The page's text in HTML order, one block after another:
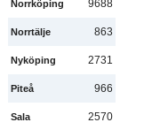
Norrköping 9688
Norrtälje 863
Nyköping 2731
Piteå 966
Sala 2570